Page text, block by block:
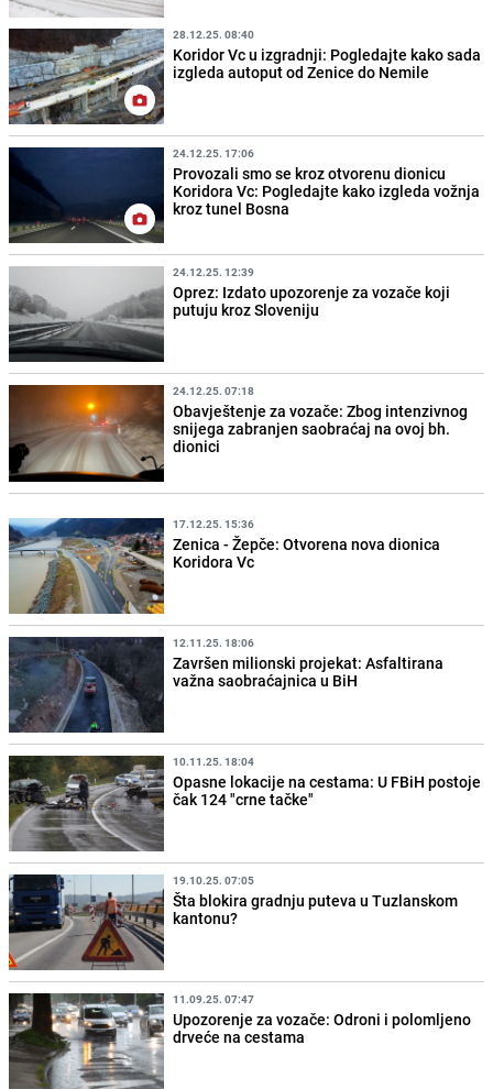
28.12.25. 08:40
Koridor Vc u izgradnji: Pogledajte kako sada
izgleda autoput od Zenice do Nemile
24.12.25. 17:06
Provozali smo se kroz otvorenu dionicu
Koridora Vc: Pogledajte kako izgleda vožnja
kroz tunel Bosna
24.12.25. 12:39
Oprez: Izdato upozorenje za vozače koji
putuju kroz Sloveniju
24.12.25. 07:18
Obavještenje za vozače: Zbog intenzivnog
snijega zabranjen saobraćaj na ovoj bh.
dionici
17.12.25. 15:36
Zenica - Žepče: Otvorena nova dionica
Koridora Vc
12.11.25. 18:06
Završen milionski projekat: Asfaltirana
važna saobraćajnica u BiH
10.11.25. 18:04
Opasne lokacije na cestama: U FBiH postoje
čak 124 "crne tačke"
19.10.25. 07:05
Šta blokira gradnju puteva u Tuzlanskom
kantonu?
11.09.25. 07:47
Upozorenje za vozače: Odroni i polomljeno
drveće na cestama